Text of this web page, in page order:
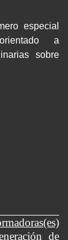
especial
a
sobre
de